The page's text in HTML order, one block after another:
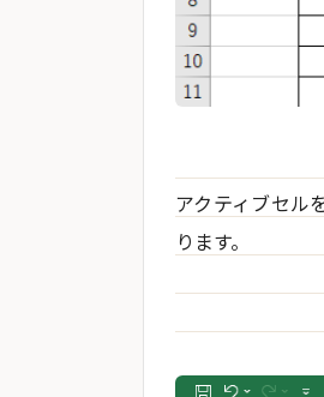
アクティブセル
ります。